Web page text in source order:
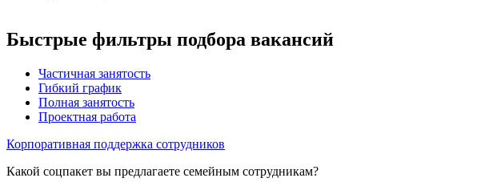
Быстрые фильтры подбора вакансий
Частичная занятость
Гибкий график
Полная занятость
Проектная работа
Корпоративная поддержка сотрудников
Какой соцпакет вы предлагаете семейным сотрудникам?